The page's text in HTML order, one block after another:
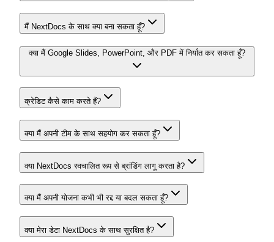
मैं NextDocs के साथ क्या बना सकता हूँ?
क्या मैं Google Slides, PowerPoint, और PDF में निर्यात कर सकता हूँ?
क्रेडिट कैसे काम करते हैं?
क्या मैं अपनी टीम के साथ सहयोग कर सकता हूँ?
क्या NextDocs स्वचालित रूप से ब्रांडिंग लागू करता है?
क्या मैं अपनी योजना कभी भी रद्द या बदल सकता हूँ?
क्या मेरा डेटा NextDocs के साथ सुरक्षित है?